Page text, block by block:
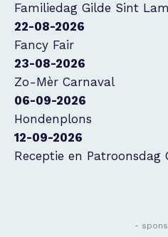
Familiedag Gilde Sint
22-08-2026
Fancy Fair
23-08-2026
Zo-Mèr Carnaval
06-09-2026
Hondenplons
12-09-2026
Receptie en
-